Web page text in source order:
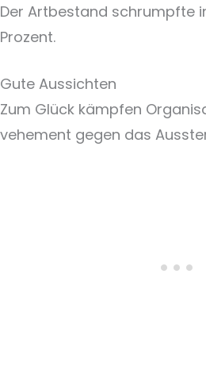
Der Artbestand schrumpfte
Prozent.
Gute Aussichten
Zum Glück kämpfen
vehement gegen das